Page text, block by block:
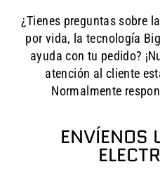
¿Tienes preguntas sobre
por vida, la tecnología
ayuda con tu pedido?
atención al cliente
Normalmente
ENVÍENOS